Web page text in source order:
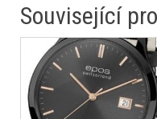
Související